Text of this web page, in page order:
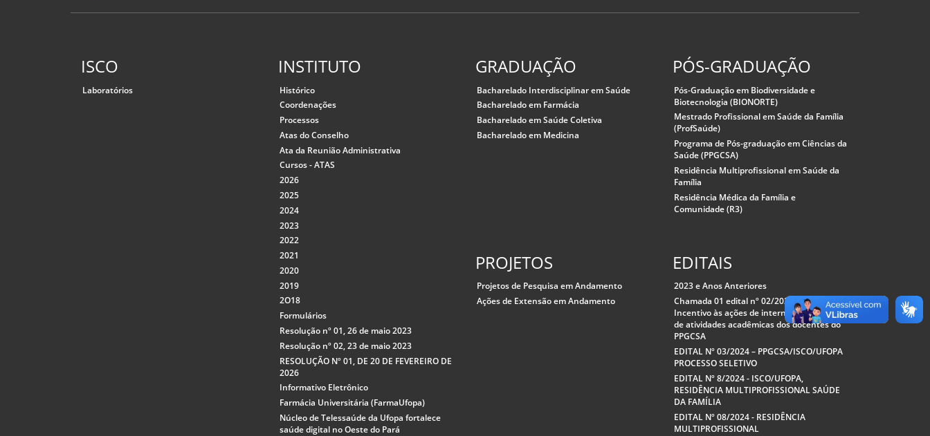
ISCO
Laboratórios
INSTITUTO
Histórico
Coordenações
Processos
Atas do Conselho
Ata da Reunião Administrativa
Cursos - ATAS
2026
2025
2024
2023
2022
2021
2020
2019
2O18
Formulários
Resolução nº 01, 26 de maio 2023
Resolução nº 02, 23 de maio 2023
RESOLUÇÃO Nº 01, DE 20 DE FEVEREIRO DE
2026
Informativo Eletrônico
Farmácia Universitária (FarmaUfopa)
Núcleo de Telessaúde da Ufopa fortalece
saúde digital no Oeste do Pará
GRADUAÇÃO
Bacharelado Interdisciplinar em Saúde
Bacharelado em Farmácia
Bacharelado em Saúde Coletiva
Bacharelado em Medicina
PÓS-GRADUAÇÃO
Pós-Graduação em Biodiversidade e
Biotecnologia (BIONORTE)
Mestrado Profissional em Saúde da Família
(ProfSaúde)
Programa de Pós-graduação em Ciências da
Saúde (PPGCSA)
Residência Multiprofissional em Saúde da
Família
Residência Médica da Família e
Comunidade (R3)
PROJETOS
Projetos de Pesquisa em Andamento
Ações de Extensão em Andamento
EDITAIS
2023 e Anos Anteriores
Chamada 01 edital nº 02/2024/CGPrits -
Incentivo às ações de internacionalização
de atividades acadêmicas dos docentes do
PPGCSA
EDITAL Nº 03/2024 – PPGCSA/ISCO/UFOPA
PROCESSO SELETIVO
EDITAL Nº 8/2024 - ISCO/UFOPA,
RESIDÊNCIA MULTIPROFISSIONAL SAÚDE
DA FAMÍLIA
EDITAL Nº 08/2024 - RESIDÊNCIA
MULTIPROFISSIONAL